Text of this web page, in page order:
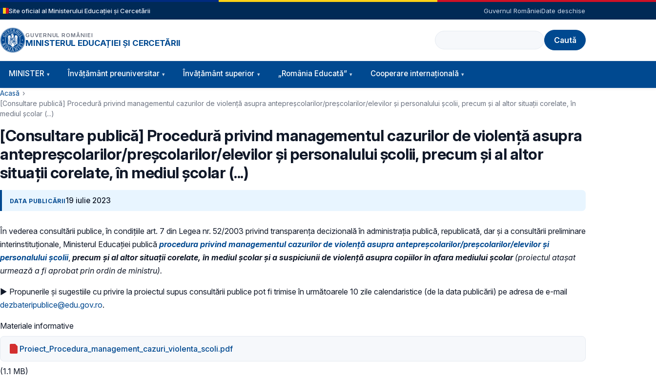
Sari la conținutul principal
Site oficial al Ministerului Educației și Cercetării Guvernul RomânieiDate deschise
GUVERNUL ROMÂNIEI
MINISTERUL EDUCAȚIEI ȘI CERCETĂRII
Caută
Navigație principală
MINISTER Învăţământ preuniversitar Învățământ superior „România Educată” Cooperare internațională
Cale de navigare
Acasă
[Consultare publică] Procedură privind managementul cazurilor de violență asupra antepreșcolarilor/preșcolarilor/elevilor și personalului școlii, precum și al altor situații corelate, în
mediul școlar (...)
[Consultare publică] Procedură privind managementul cazurilor de violență asupra
antepreșcolarilor/preșcolarilor/elevilor și personalului școlii, precum și al altor
situații corelate, în mediul școlar (...)
DATA PUBLICĂRII19 iulie 2023
În vederea consultării publice, în condiţiile art. 7 din Legea nr. 52/2003 privind transparenţa decizională în administraţia publică, republicată, dar și a consultării preliminare
interinstituționale, Ministerul Educaţiei publică procedura privind managementul cazurilor de violență asupra antepreșcolarilor/preșcolarilor/elevilor și
personalului școlii, precum și al altor situații corelate, în mediul școlar și a suspiciunii de violență asupra copiilor în afara mediului școlar(proiectul atașat
urmează a fi aprobat prin ordin de ministru).
► Propunerile și sugestiile cu privire la proiectul supus consultării publice pot fi trimise în următoarele 10 zile calendaristice (de la data publicării) pe adresa de e-mail
dezbateripublice@edu.gov.ro.
Materiale informative
Proiect_Procedura_management_cazuri_violenta_scoli.pdf
(1.1 MB)